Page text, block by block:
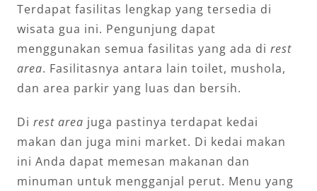
Terdapat fasilitas lengkap yang tersedia di
wisata gua ini. Pengunjung dapat
menggunakan semua fasilitas yang ada di rest
area. Fasilitasnya antara lain toilet, mushola,
dan area parkir yang luas dan bersih.
Di rest area juga pastinya terdapat kedai
makan dan juga mini market. Di kedai makan
ini Anda dapat memesan makanan dan
minuman untuk mengganjal perut. Menu yang